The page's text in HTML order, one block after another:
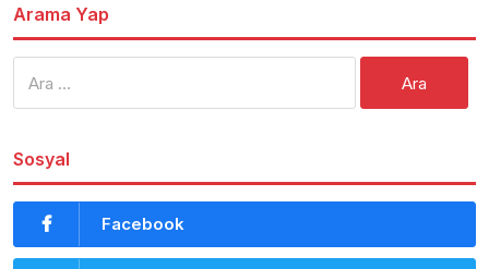
Arama Yap
Sosyal
Facebook